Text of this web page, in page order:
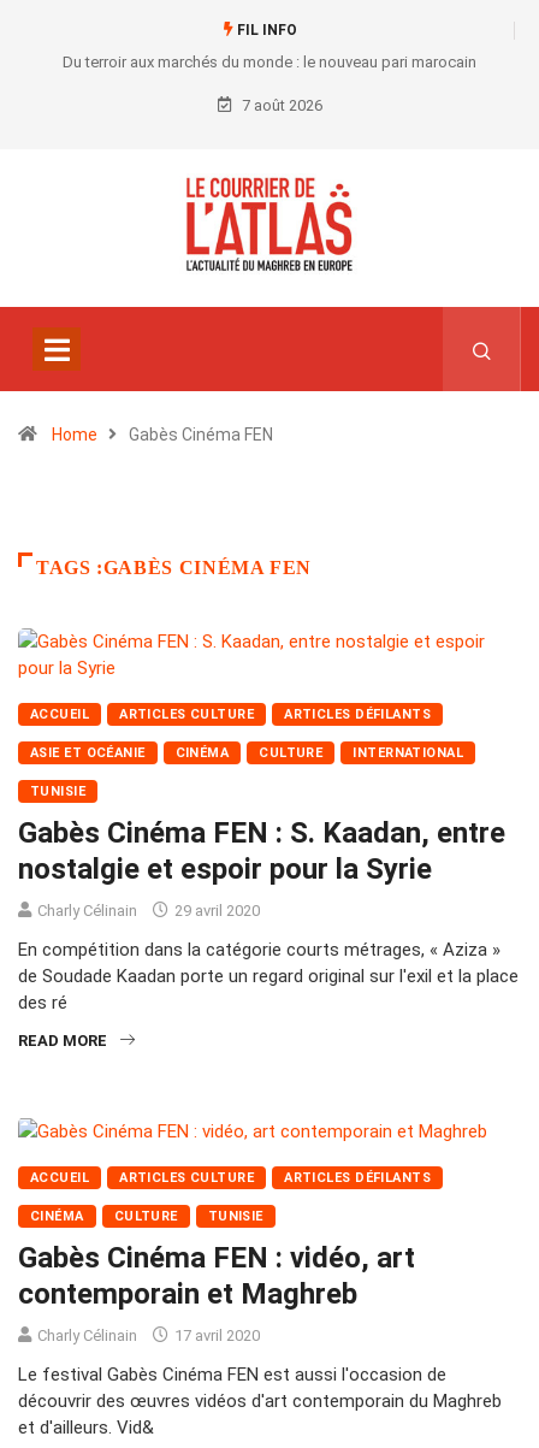
FIL INFO
Du terroir aux marchés du monde : le nouveau pari marocain
7 août 2026
Home Gabès Cinéma FEN
TAGS :GABÈS CINÉMA FEN
ACCUEIL ARTICLES CULTURE ARTICLES DÉFILANTS
ASIE ET OCÉANIE CINÉMA CULTURE INTERNATIONAL
TUNISIE
Gabès Cinéma FEN : S. Kaadan, entre
nostalgie et espoir pour la Syrie
Charly Célinain 29 avril 2020
En compétition dans la catégorie courts métrages, « Aziza »
de Soudade Kaadan porte un regard original sur l'exil et la place
des ré
READ MORE
ACCUEIL ARTICLES CULTURE ARTICLES DÉFILANTS
CINÉMA CULTURE TUNISIE
Gabès Cinéma FEN : vidéo, art
contemporain et Maghreb
Charly Célinain 17 avril 2020
Le festival Gabès Cinéma FEN est aussi l'occasion de
découvrir des œuvres vidéos d'art contemporain du Maghreb
et d'ailleurs. Vid&